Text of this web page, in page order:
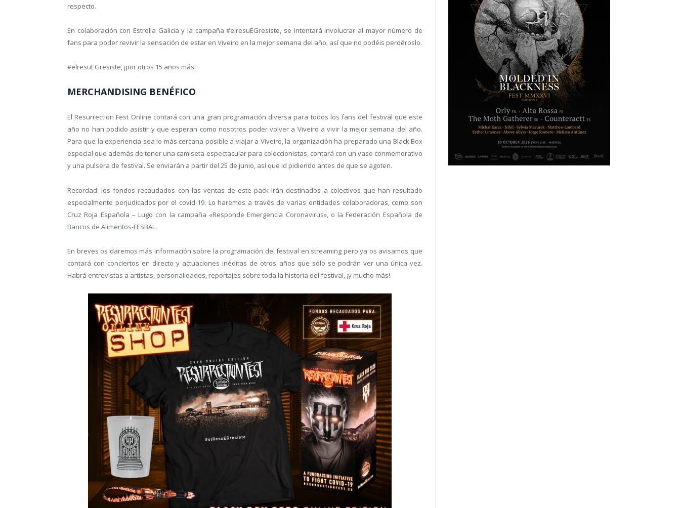
respecto.
En colaboración con Estrella Galicia y la campaña #elresuEGresiste, se intentará involucrar al mayor número de
fans para poder revivir la sensación de estar en Viveiro en la mejor semana del año, así que no podéis perdéroslo.
#elresuEGresiste, ¡por otros 15 años más!
MERCHANDISING BENÉFICO
El Resurrection Fest Online contará con una gran programación diversa para todos los fans del festival que este
año no han podido asistir y que esperan como nosotros poder volver a Viveiro a vivir la mejor semana del año.
Para que la experiencia sea lo más cercana posible a viajar a Viveiro, la organización ha preparado una Black Box
especial que además de tener una camiseta espectacular para coleccionistas, contará con un vaso conmemorativo
y una pulsera de festival. Se enviarán a partir del 25 de junio, así que id pidiendo antes de que se agoten.
Recordad: los fondos recaudados con las ventas de este pack irán destinados a colectivos que han resultado
especialmente perjudicados por el covid-19. Lo haremos a través de varias entidades colaboradoras, como son
Cruz Roja Española – Lugo con la campaña «Responde Emergencia Coronavirus», o la Federación Española de
Bancos de Alimentos-FESBAL.
En breves os daremos más información sobre la programación del festival en streaming pero ya os avisamos que
contará con conciertos en directo y actuaciones inéditas de otros años que sólo se podrán ver una única vez.
Habrá entrevistas a artistas, personalidades, reportajes sobre toda la historia del festival, ¡y mucho más!